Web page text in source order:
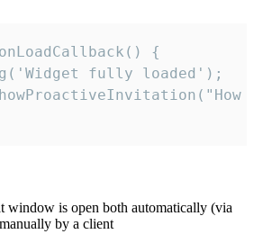
{
fully loaded');
window is open both automatically (via
by a client